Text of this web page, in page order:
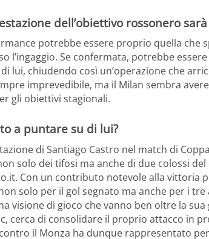
dell’obiettivo rossonero
potrebbe essere proprio quella che
l’ingaggio. Se confermata, potrebbe
lui, chiudendo così un’operazione che
imprevedibile, ma il Milan sembra
gli obiettivi stagionali.
a puntare su di lui?
di Santiago Castro nel match di
solo dei tifosi ma anche di due colossi
Con un contributo notevole alla vittoria
solo per il gol segnato ma anche per i
visione di gioco che vanno ben oltre la
cerca di consolidare il proprio attacco in
il Monza ha dunque rappresentato